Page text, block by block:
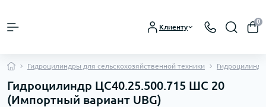
Клиенту
0
Гидроцилиндры для сельскохозяйственной техники
Гидроцилиндр ЦС40.25.500.715 ШС 20
(Импортный вариант UBG)